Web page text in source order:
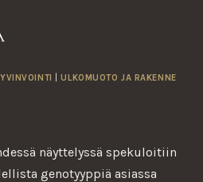
|ULKOMUOTO JA RAKENNE
näyttelyssä spekuloitiin
genotyyppiä asiassa